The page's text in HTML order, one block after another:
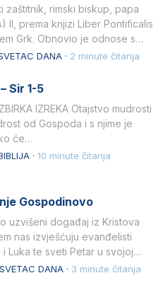
zaštitnik, rimski biskup, papa
II, prema knjizi Liber Pontificalis
Grk. Obnovio je odnose s
DANA · 2 minute čitanja
Sir 1-5
IZREKA Otajstvo mudrosti
od Gospoda i s njime je
će…
· 10 minute čitanja
Gospodinovo
uzvišeni događaj iz Kristova
nas izvješćuju evanđelisti
i Luka te sveti Petar u svojoj
DANA · 3 minute čitanja